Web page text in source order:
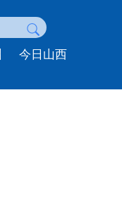
今日山西